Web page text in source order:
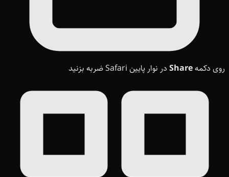
روی دکمهShare در نوار پایین Safari ضربه بزنید